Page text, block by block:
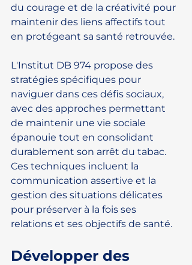
du courage et de la créativité pour
maintenir des liens affectifs tout
en protégeant sa santé retrouvée.
L'Institut DB 974 propose des
stratégies spécifiques pour
naviguer dans ces défis sociaux,
avec des approches permettant
de maintenir une vie sociale
épanouie tout en consolidant
durablement son arrêt du tabac.
Ces techniques incluent la
communication assertive et la
gestion des situations délicates
pour préserver à la fois ses
relations et ses objectifs de santé.
Développer des